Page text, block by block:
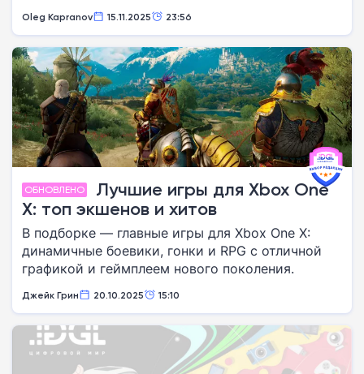
Oleg Kapranov 15.11.2025 23:56
ОБНОВЛЕНО
Лучшие игры для Xbox One
X: топ экшенов и хитов
В подборке — главные игры для Xbox One X:
динамичные боевики, гонки и RPG с отличной
графикой и геймплеем нового поколения.
Джейк Грин 20.10.2025 15:10